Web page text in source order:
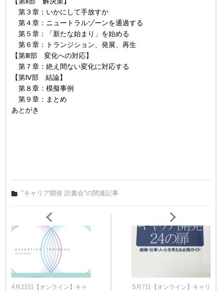
第３章：いかにして手放すか
第４章：ニュートラルゾーンを通過する
第５章：「新たな始まり」を始める
第６章：トランジション、発展、再生
【第Ⅲ部 変化への対応】
第７章：絶え間ない変化に対応する
【第Ⅳ部 結論】
第８章：模擬事例
第９章：まとめ
あとがき
"キャリア開発 読書会"の関連記事
4月22日【オンライン】キャ
5月7日【オンライン】キャリ